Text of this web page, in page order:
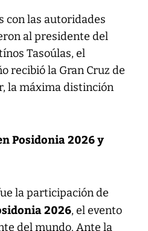
con las autoridades
al presidente del
Tasoúlas, el
recibió la Gran Cruz de
la máxima distinción
Posidonia 2026 y
la participación de
2026, el evento
del mundo. Ante la